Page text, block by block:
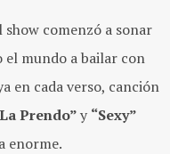
comenzó a sonar
mundo a bailar con
en cada verso, canción
Prendo”y “Sexy”
enorme.